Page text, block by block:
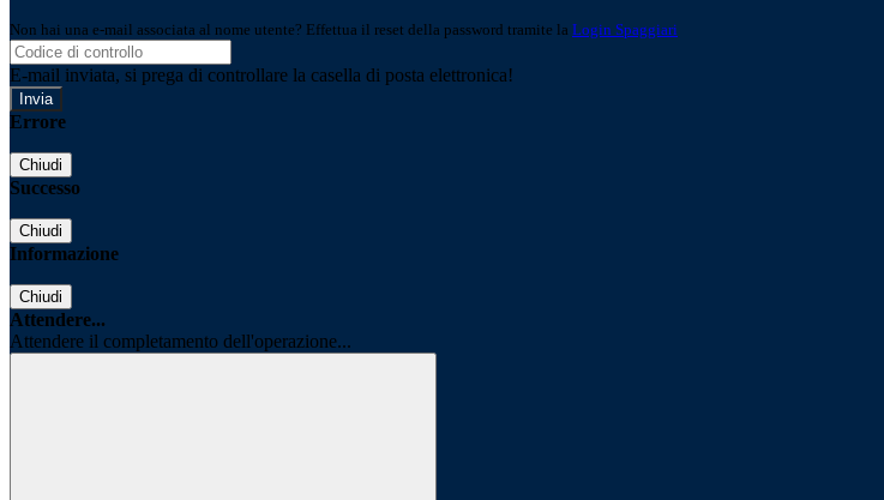
Non hai una e-mail associata al nome utente? Effettua il reset della password tramite la Login Spaggiari
E-mail inviata, si prega di controllare la casella di posta elettronica!
Errore
Chiudi
Successo
Chiudi
Informazione
Chiudi
Attendere...
Attendere il completamento dell'operazione...